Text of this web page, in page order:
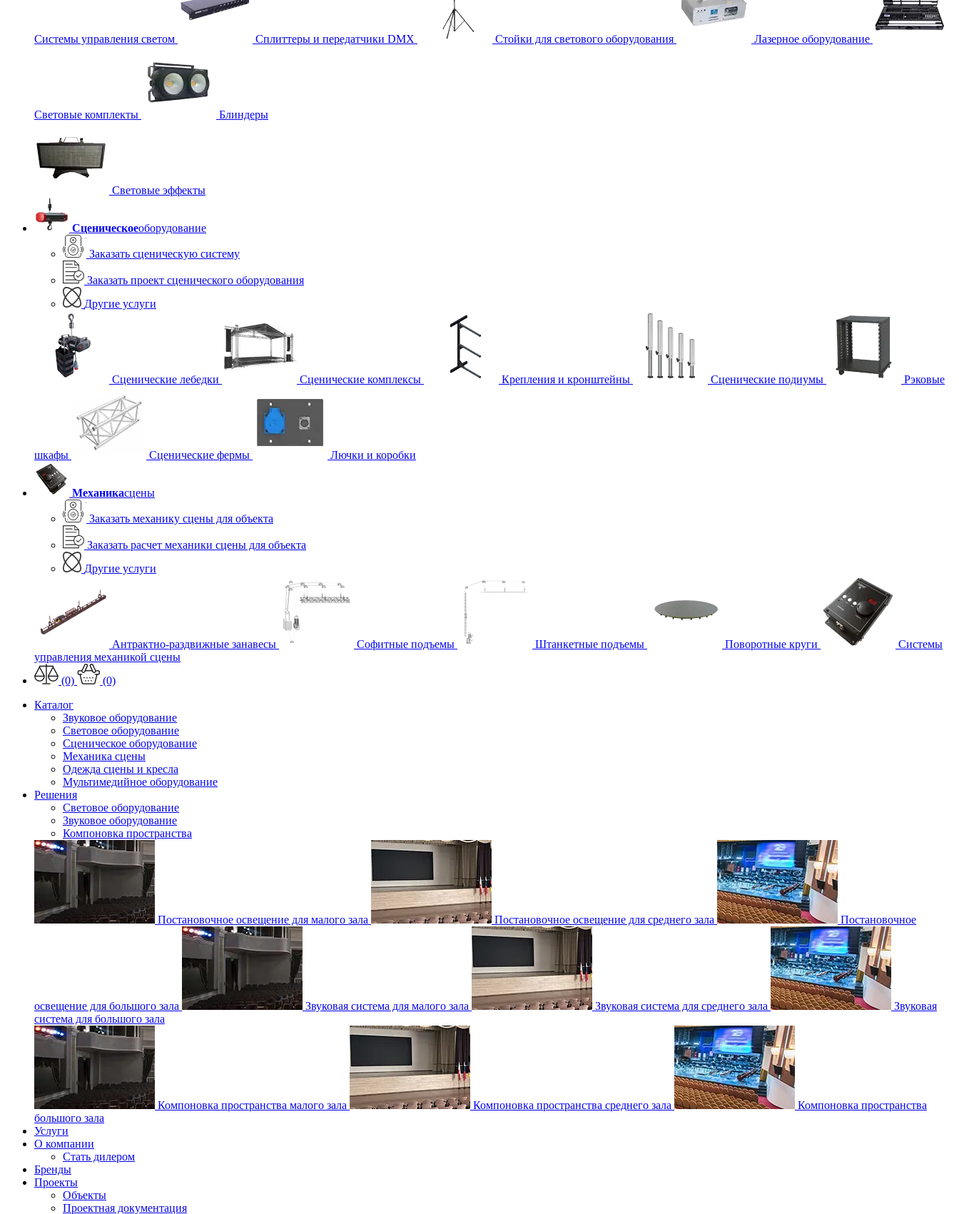
Системы управления светом Сплиттеры и передатчики DMX Стойки для светового оборудования Лазерное оборудование
Световые комплекты Блиндеры
Световые эффекты
Сценическоеоборудование
Заказать сценическую систему
Заказать проект сценического оборудования
Другие услуги
Сценические лебедки Сценические комплексы Крепления и кронштейны Сценические подиумы Рэковые
шкафы Сценические фермы Лючки и коробки
Механикасцены
Заказать механику сцены для объекта
Заказать расчет механики сцены для объекта
Другие услуги
Антрактно-раздвижные занавесы Софитные подъемы Штанкетные подъемы Поворотные круги
Системы
управления механикой сцены
(0)
(0)
Каталог
Звуковое оборудование
Световое оборудование
Сценическое оборудование
Механика сцены
Одежда сцены и кресла
Мультимедийное оборудование
Решения
Световое оборудование
Звуковое оборудование
Компоновка пространства
Постановочное освещение для малого зала Постановочное освещение для среднего зала Постановочное
освещение для большого зала Звуковая система для малого зала Звуковая система для среднего зала
Звуковая
система для большого зала
Компоновка пространства малого зала Компоновка пространства среднего зала
Компоновка пространства
большого зала
Услуги
О компании
Стать дилером
Бренды
Проекты
Объекты
Проектная документация